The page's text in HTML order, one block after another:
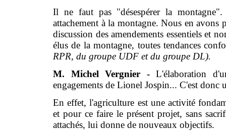
Il ne faut pas "désespérer la
attachement à la montagne. Nous en avons
discussion des amendements essentiels et
élus de la montagne, toutes tendances
RPR, du groupe UDF et du groupe DL).
M. Michel Vergnier -L'élaboration
engagements de Lionel Jospin... C'est donc
En effet, l'agriculture est une activité
et pour ce faire le présent projet, sans
attachés, lui donne de nouveaux objectifs.